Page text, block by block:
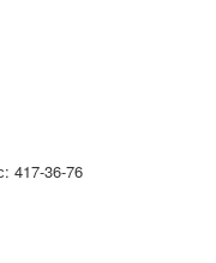
417-36-76